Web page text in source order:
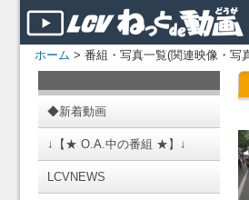
ホーム > 番組・写真一覧(関連映像・写
◆新着動画
↓【★ O.A.中の番組 ★】↓
LCVNEWS